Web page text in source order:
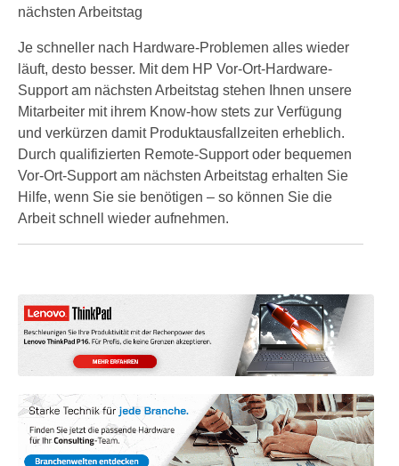
nächsten Arbeitstag
Je schneller nach Hardware-Problemen alles wieder
läuft, desto besser. Mit dem HP Vor-Ort-Hardware-
Support am nächsten Arbeitstag stehen Ihnen unsere
Mitarbeiter mit ihrem Know-how stets zur Verfügung
und verkürzen damit Produktausfallzeiten erheblich.
Durch qualifizierten Remote-Support oder bequemen
Vor-Ort-Support am nächsten Arbeitstag erhalten Sie
Hilfe, wenn Sie sie benötigen – so können Sie die
Arbeit schnell wieder aufnehmen.